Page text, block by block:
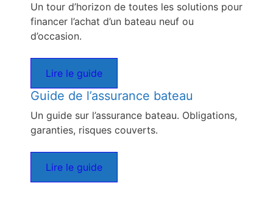
Un tour d’horizon de toutes les solutions pour
financer l’achat d’un bateau neuf ou
d’occasion.
Lire le guide
Guide de l’assurance bateau
Un guide sur l’assurance bateau. Obligations,
garanties, risques couverts.
Lire le guide